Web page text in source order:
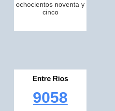
ochocientos noventa y
cinco
Entre Rios
9058